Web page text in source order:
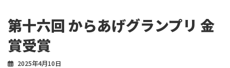
第十六回 からあげグランプリ 金
賞受賞
2025年4月10日